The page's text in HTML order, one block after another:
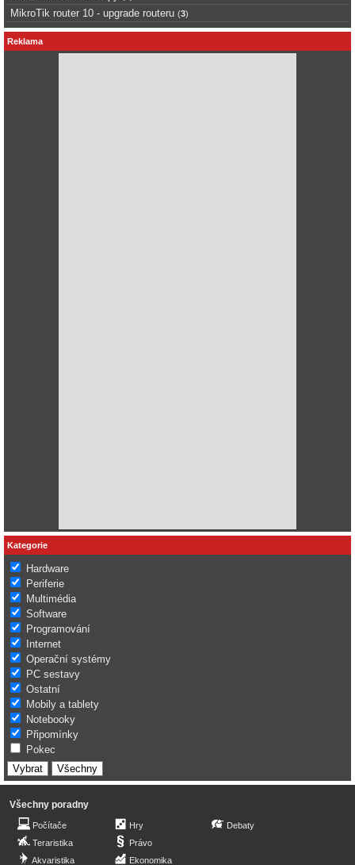
MikroTik router 10 - upgrade routeru (3)
Reklama
Kategorie
Hardware
Periferie
Multimédia
Software
Programování
Internet
Operační systémy
PC sestavy
Ostatní
Mobily a tablety
Notebooky
Připomínky
Pokec
Všechny poradny
Počítače
Teraristika
Akvaristika
Hry
Právo
Ekonomika
Debaty